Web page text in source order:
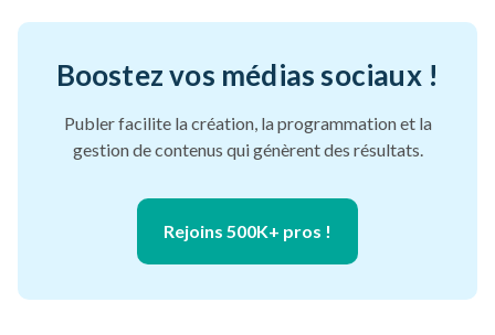
Boostez vos médias sociaux !
Publer facilite la création, la programmation et la
gestion de contenus qui génèrent des résultats.
Rejoins 500K+ pros !